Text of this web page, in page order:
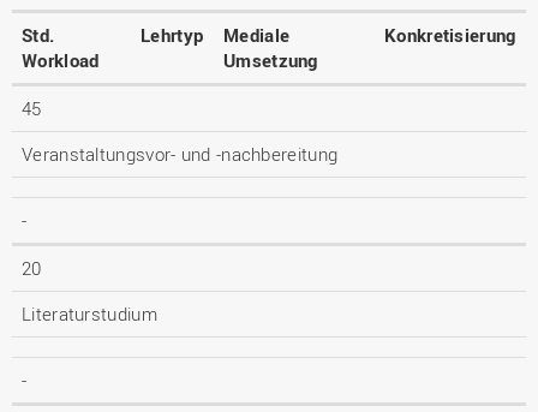
Std.
Workload
Lehrtyp
Mediale
Umsetzung
Konkretisierung
45
Veranstaltungsvor- und -nachbereitung
-
20
Literaturstudium
-